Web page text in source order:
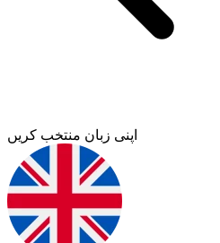
اپنی زبان منتخب کریں